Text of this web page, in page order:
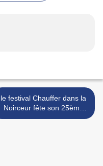
le festival Chauffer dans la
Noirceur fête son 25ème
anniversaire • du 13 au 16